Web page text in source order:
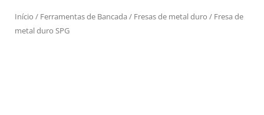
Início / Ferramentas de Bancada / Fresas de metal duro / Fresa de
metal duro SPG